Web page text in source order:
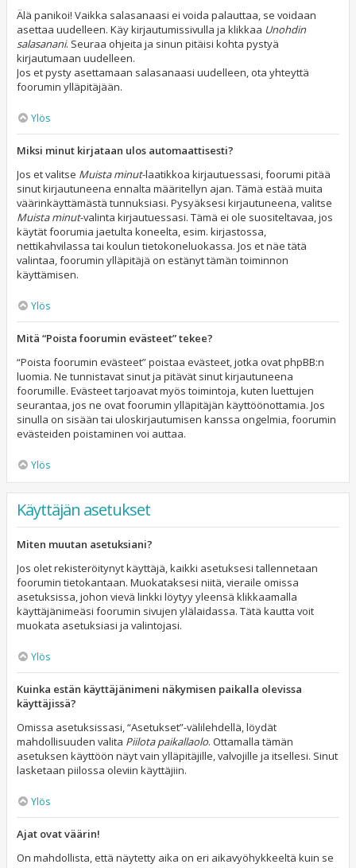
Älä panikoi! Vaikka salasanaasi ei voida palauttaa, se voidaan
asettaa uudelleen. Käy kirjautumissivulla ja klikkaa Unohdin
salasanani. Seuraa ohjeita ja sinun pitäisi kohta pystyä
kirjautumaan uudelleen.
Jos et pysty asettamaan salasanaasi uudelleen, ota yhteyttä
foorumin ylläpitäjään.
Ylös
Miksi minut kirjataan ulos automaattisesti?
Jos et valitse Muista minut-laatikkoa kirjautuessasi, foorumi pitää
sinut kirjautuneena ennalta määritellyn ajan. Tämä estää muita
väärinkäyttämästä tunnuksiasi. Pysyäksesi kirjautuneena, valitse
Muista minut-valinta kirjautuessasi. Tämä ei ole suositeltavaa, jos
käytät foorumia jaetulta koneelta, esim. kirjastossa,
nettikahvilassa tai koulun tietokoneluokassa. Jos et näe tätä
valintaa, foorumin ylläpitäjä on estänyt tämän toiminnon
käyttämisen.
Ylös
Mitä “Poista foorumin evästeet” tekee?
“Poista foorumin evästeet” poistaa evästeet, jotka ovat phpBB:n
luomia. Ne tunnistavat sinut ja pitävät sinut kirjautuneena
foorumille. Evästeet tarjoavat myös toimintoja, kuten luettujen
seurantaa, jos ne ovat foorumin ylläpitäjän käyttöönottamia. Jos
sinulla on sisään tai uloskirjautumisen kanssa ongelmia, foorumin
evästeiden poistaminen voi auttaa.
Ylös
Käyttäjän asetukset
Miten muutan asetuksiani?
Jos olet rekisteröitynyt käyttäjä, kaikki asetuksesi tallennetaan
foorumin tietokantaan. Muokataksesi niitä, vieraile omissa
asetuksissa, johon vievä linkki löytyy yleensä klikkaamalla
käyttäjänimeäsi foorumin sivujen ylälaidassa. Tätä kautta voit
muokata asetuksiasi ja valintojasi.
Ylös
Kuinka estän käyttäjänimeni näkymisen paikalla olevissa
käyttäjissä?
Omissa asetuksissasi, “Asetukset”-välilehdellä, löydät
mahdollisuuden valita Piilota paikallaolo. Ottamalla tämän
asetuksen käyttöön näyt vain ylläpitäjille, valvojille ja itsellesi. Sinut
lasketaan piilossa oleviin käyttäjiin.
Ylös
Ajat ovat väärin!
On mahdollista, että näytetty aika on eri aikavyöhykkeeltä kuin se